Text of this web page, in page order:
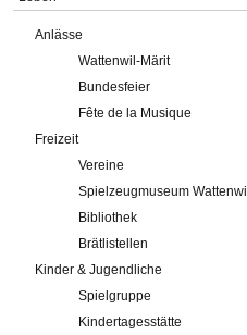
Anlässe
Wattenwil-Märit
Bundesfeier
Fête de la Musique
Freizeit
Vereine
Spielzeugmuseum Wattenwil
Bibliothek
Brätlistellen
Kinder & Jugendliche
Spielgruppe
Kindertagesstätte